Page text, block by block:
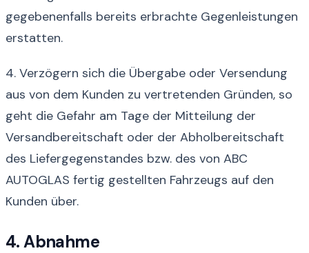
gegebenenfalls bereits erbrachte Gegenleistungen
erstatten.
4. Verzögern sich die Übergabe oder Versendung
aus von dem Kunden zu vertretenden Gründen, so
geht die Gefahr am Tage der Mitteilung der
Versandbereitschaft oder der Abholbereitschaft
des Liefergegenstandes bzw. des von ABC
AUTOGLAS fertig gestellten Fahrzeugs auf den
Kunden über.
4. Abnahme